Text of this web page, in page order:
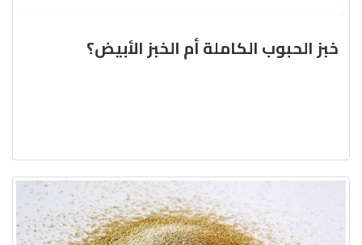
خبز الحبوب الكاملة أم الخبز الأبيض؟